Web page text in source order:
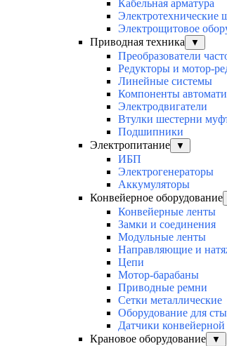
Кабельная арматура
Электротехнические
Электрощитовое
Приводная техника
▼
Преобразователи
Редукторы и мотор-
Линейные системы
Компоненты
Электродвигатели
Втулки шестерни
Подшипники
Электропитание
▼
ИБП
Электрогенераторы
Аккумуляторы
Конвейерное оборудование
Конвейерные ленты
Замки и соединения
Модульные ленты
Направляющие и
Цепи
Мотор-барабаны
Приводные ремни
Сетки металлические
Оборудование для
Датчики конвейерной
Крановое оборудование
▼